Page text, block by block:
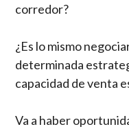
corredor?
¿Es lo mismo
determinada
capacidad de venta
Va a haber